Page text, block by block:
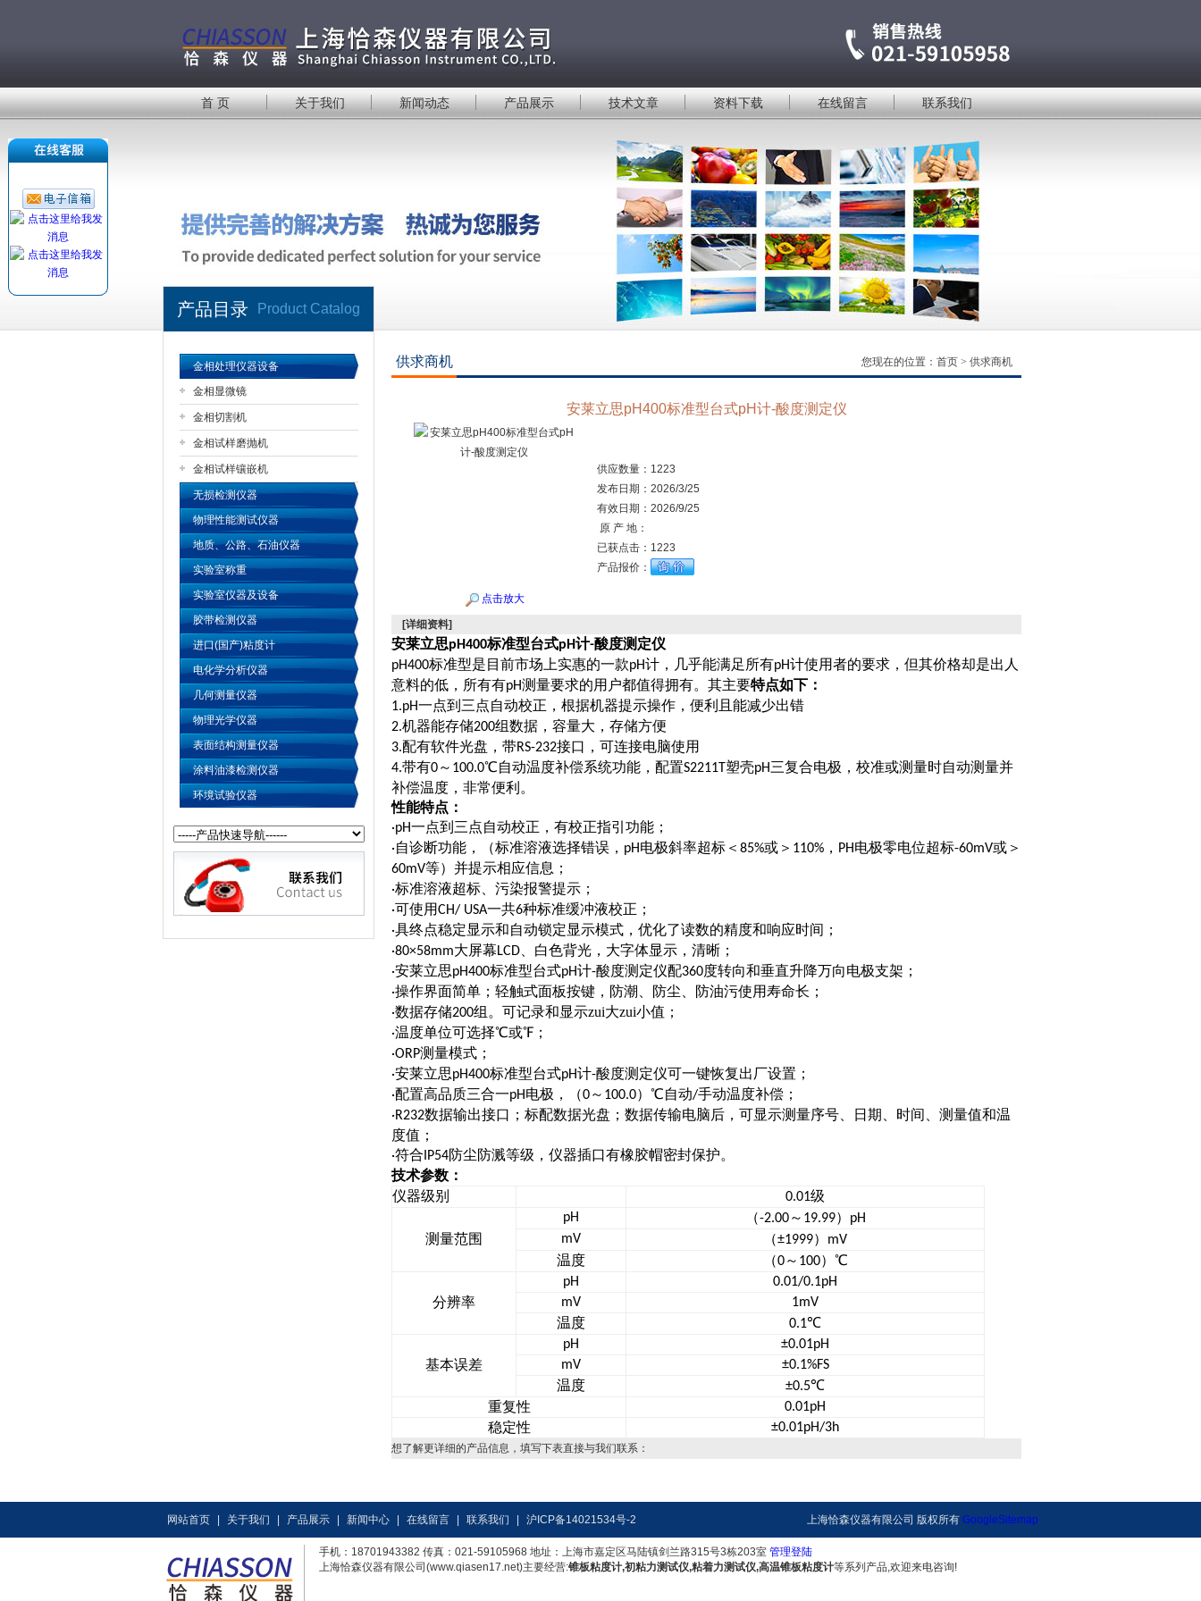
公司名称
首 页 关于我们 新闻动态 产品展示 技术文章 资料下载 在线留言 联系我们
产品目录 Product Catalog
金相处理仪器设备
金相显微镜
金相切割机
金相试样磨抛机
金相试样镶嵌机
无损检测仪器
物理性能测试仪器
地质、公路、石油仪器
实验室称重
实验室仪器及设备
胶带检测仪器
进口(国产)粘度计
电化学分析仪器
几何测量仪器
物理光学仪器
表面结构测量仪器
涂料油漆检测仪器
环境试验仪器
供求商机 您现在的位置： 首页 > 供求商机
安莱立思pH400标准型台式pH计-酸度测定仪
点击放大
供应数量： 1223
发布日期： 2026/3/25
有效日期： 2026/9/25
原 产 地：
已获点击： 1223
产品报价：
[详细资料]
安莱立思pH400标准型台式pH计-酸度测定仪
pH400标准型是目前市场上实惠的一款pH计，几乎能满足所有pH计使用者的要求，但其价格却是出人
意料的低，所有有pH测量要求的用户都值得拥有。其主要特点如下：
1.pH一点到三点自动校正，根据机器提示操作，便利且能减少出错
2.机器能存储200组数据，容量大，存储方便
3.配有软件光盘，带RS-232接口，可连接电脑使用
4.带有0～ 100.0℃自动温度补偿系统功能，配置S2211T塑壳pH三复合电极，校准或测量时自动测量并
补偿温度，非常便利。
性能特点：
·pH一点到三点自动校正，有校正指引功能；
·自诊断功能，（标准溶液选择错误， pH电极斜率超标＜ 85%或＞ 110% ， PH电极零电位超标-60mV或＞
60mV等）并提示相应信息；
·标准溶液超标、污染报警提示；
·可使用CH/ USA一共6种标准缓冲液校正；
·具终点稳定显示和自动锁定显示模式，优化了读数的精度和响应时间；
·80×58mm大屏幕LCD 、白色背光，大字体显示，清晰；
·安莱立思pH400标准型台式pH计-酸度测定仪配360度转向和垂直升降万向电极支架；
·操作界面简单；轻触式面板按键，防潮、防尘、防油污使用寿命长；
·数据存储200组。可记录和显示zui大zui小值；
·温度单位可选择℃或℉；
·ORP测量模式；
·安莱立思pH400标准型台式pH计-酸度测定仪可一键恢复出厂设置；
·配置高品质三合一pH电极，（0～ 100.0）℃自动/手动温度补偿；
·R232数据输出接口；标配数据光盘；数据传输电脑后，可显示测量序号、日期、时间、测量值和温
度值；
·符合 IP54防尘防溅等级，仪器插口有橡胶帽密封保护。
技术参数：
仪器级别
0.01级
测量范围
pH （-2.00～ 19.99）
pH
mV
（±1999） mV
温度 （0～ 100）℃
分辨率
pH
0.01/0.1pH
mV
1mV
温度 0.1℃
基本误差
pH
±0.01pH
mV
±0.1%FS
温度 ±0.5℃
重复性
0.01pH
稳定性 ±0.01pH/3h
想了解更详细的产品信息，填写下表直接与我们联系：
网站首页 关于我们 产品展示 新闻中心 在线留言 联系我们 沪ICP备14021534号-2 上海恰森仪器有限公司 版权所有 GoogleSitemap
手机：18701943382 传真：021-59105968 地址：上海市嘉定区马陆镇剑兰路315号3栋203室 管理登陆
上海恰森仪器有限公司(www.qiasen17.net)主要经营:锥板粘度计,初粘力测试仪,粘着力测试仪,高温锥板粘度计等系列产品,欢迎来电咨询!